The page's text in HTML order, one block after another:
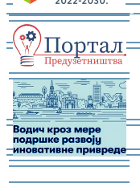
-
-
-
-
-
-
-